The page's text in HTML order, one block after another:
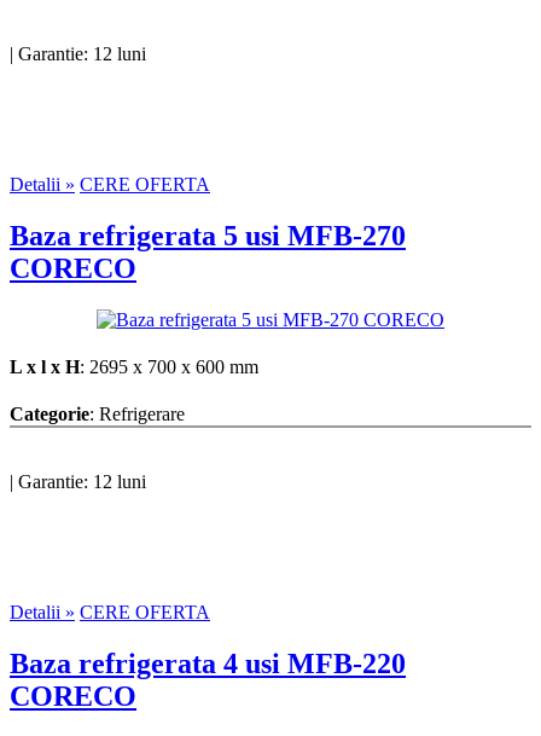
| Garantie: 12 luni
Detalii » CERE OFERTA
Baza refrigerata 5 usi MFB-270
CORECO
L x l x H: 2695 x 700 x 600 mm
Categorie: Refrigerare
| Garantie: 12 luni
Detalii » CERE OFERTA
Baza refrigerata 4 usi MFB-220
CORECO